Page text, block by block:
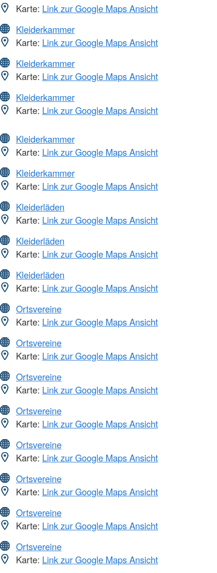
Karte: Link zur Google Maps Ansicht
Kleiderkammer
Karte: Link zur Google Maps Ansicht
Kleiderkammer
Karte: Link zur Google Maps Ansicht
Kleiderkammer
Karte: Link zur Google Maps Ansicht
Kleiderkammer
Karte: Link zur Google Maps Ansicht
Kleiderkammer
Karte: Link zur Google Maps Ansicht
Kleiderläden
Karte: Link zur Google Maps Ansicht
Kleiderläden
Karte: Link zur Google Maps Ansicht
Kleiderläden
Karte: Link zur Google Maps Ansicht
Ortsvereine
Karte: Link zur Google Maps Ansicht
Ortsvereine
Karte: Link zur Google Maps Ansicht
Ortsvereine
Karte: Link zur Google Maps Ansicht
Ortsvereine
Karte: Link zur Google Maps Ansicht
Ortsvereine
Karte: Link zur Google Maps Ansicht
Ortsvereine
Karte: Link zur Google Maps Ansicht
Ortsvereine
Karte: Link zur Google Maps Ansicht
Ortsvereine
Karte: Link zur Google Maps Ansicht